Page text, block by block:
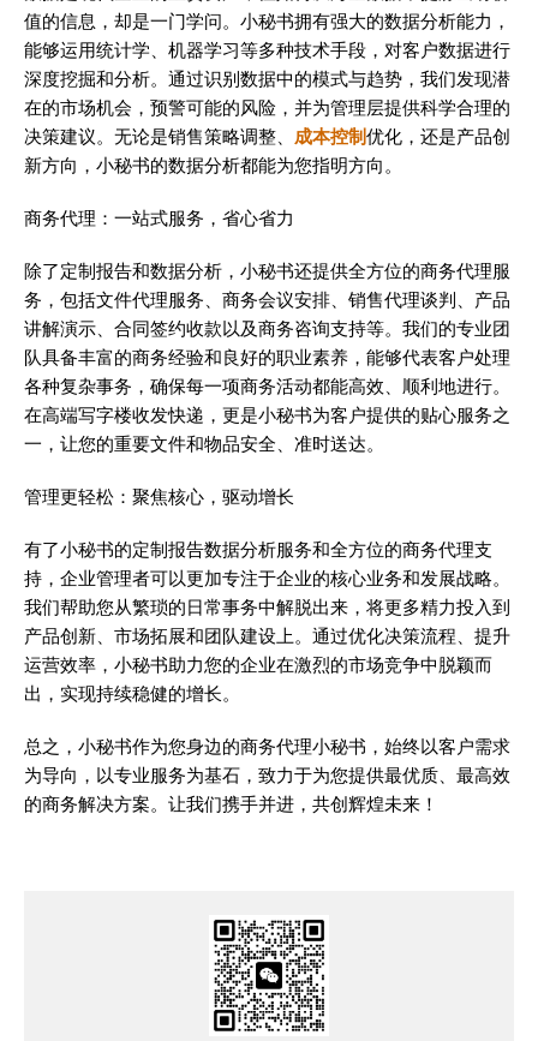
值的信息，却是一门学问。小秘书拥有强大的数据分析能力，
能够运用统计学、机器学习等多种技术手段，对客户数据进行
深度挖掘和分析。通过识别数据中的模式与趋势，我们发现潜
在的市场机会，预警可能的风险，并为管理层提供科学合理的
决策建议。无论是销售策略调整、 成本控制优化，还是产品创
新方向，小秘书的数据分析都能为您指明方向。
商务代理：一站式服务，省心省力
除了定制报告和数据分析，小秘书还提供全方位的商务代理服
务，包括文件代理服务、商务会议安排、销售代理谈判、产品
讲解演示、合同签约收款以及商务咨询支持等。我们的专业团
队具备丰富的商务经验和良好的职业素养，能够代表客户处理
各种复杂事务，确保每一项商务活动都能高效、顺利地进行。
在高端写字楼收发快递，更是小秘书为客户提供的贴心服务之
一，让您的重要文件和物品安全、准时送达。
管理更轻松：聚焦核心，驱动增长
有了小秘书的定制报告数据分析服务和全方位的商务代理支
持，企业管理者可以更加专注于企业的核心业务和发展战略。
我们帮助您从繁琐的日常事务中解脱出来，将更多精力投入到
产品创新、市场拓展和团队建设上。通过优化决策流程、提升
运营效率，小秘书助力您的企业在激烈的市场竞争中脱颖而
出，实现持续稳健的增长。
总之，小秘书作为您身边的商务代理小秘书，始终以客户需求
为导向，以专业服务为基石，致力于为您提供最优质、最高效
的商务解决方案。让我们携手并进，共创辉煌未来！